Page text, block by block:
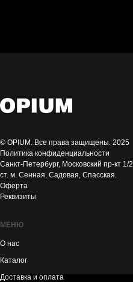
© OPIUM. Все права защищены. 2025
Политика конфиденциальности
Санкт-Петербург, Московский пр-кт 1/2
ст. м. Сенная, Садовая, Спасская.
Оферта
Реквизиты
МЕНЮ
О нас
Каталог
Доставка и оплата